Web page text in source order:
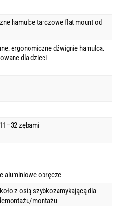
hamulce tarczowe flat mount od
ergonomiczne dźwignie hamulca,
dla dzieci
zębami
aluminiowe obręcze
z osią szybkozamykającą dla
montażu